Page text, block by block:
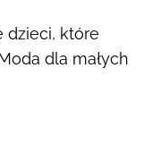
dzieci, które
dla małych